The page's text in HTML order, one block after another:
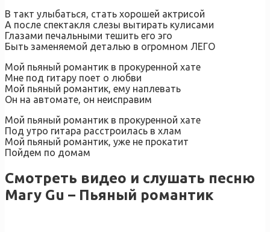
В такт улыбаться, стать хорошей актрисой
А после спектакля слезы вытирать кулисами
Глазами печальными тешить его эго
Быть заменяемой деталью в огромном ЛЕГО
Мой пьяный романтик в прокуренной хате
Мне под гитару поет о любви
Мой пьяный романтик, ему наплевать
Он на автомате, он неисправим
Мой пьяный романтик в прокуренной хате
Под утро гитара расстроилась в хлам
Мой пьяный романтик, уже не прокатит
Пойдем по домам
Смотреть видео и слушать песню
Mary Gu – Пьяный романтик